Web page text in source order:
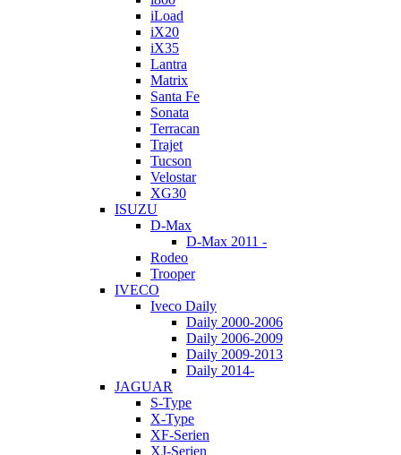
iLoad
iX20
iX35
Lantra
Matrix
Santa Fe
Sonata
Terracan
Trajet
Tucson
Velostar
XG30
ISUZU
D-Max
D-Max 2011 -
Rodeo
Trooper
IVECO
Iveco Daily
Daily 2000-2006
Daily 2006-2009
Daily 2009-2013
Daily 2014-
JAGUAR
S-Type
X-Type
XF-Serien
XJ-Serien